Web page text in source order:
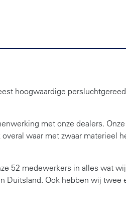
hoogwaardige
met onze dealers.
waar met zwaar materieel
52 medewerkers in alles wat
Duitsland. Ook hebben wij twee